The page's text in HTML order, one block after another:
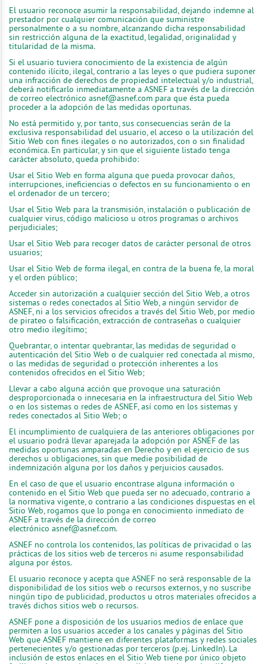
El usuario reconoce asumir la responsabilidad, dejando indemne al
prestador por cualquier comunicación que suministre
personalmente o a su nombre, alcanzando dicha responsabilidad
sin restricción alguna de la exactitud, legalidad, originalidad y
titularidad de la misma.
Si el usuario tuviera conocimiento de la existencia de algún
contenido ilícito, ilegal, contrario a las leyes o que pudiera suponer
una infracción de derechos de propiedad intelectual y/o industrial,
deberá notificarlo inmediatamente a ASNEF a través de la dirección
de correo electrónico asnef@asnef.com para que ésta pueda
proceder a la adopción de las medidas oportunas.
No está permitido y, por tanto, sus consecuencias serán de la
exclusiva responsabilidad del usuario, el acceso o la utilización del
Sitio Web con fines ilegales o no autorizados, con o sin finalidad
económica. En particular, y sin que el siguiente listado tenga
carácter absoluto, queda prohibido:
Usar el Sitio Web en forma alguna que pueda provocar daños,
interrupciones, ineficiencias o defectos en su funcionamiento o en
el ordenador de un tercero;
Usar el Sitio Web para la transmisión, instalación o publicación de
cualquier virus, código malicioso u otros programas o archivos
perjudiciales;
Usar el Sitio Web para recoger datos de carácter personal de otros
usuarios;
Usar el Sitio Web de forma ilegal, en contra de la buena fe, la moral
y el orden público;
Acceder sin autorización a cualquier sección del Sitio Web, a otros
sistemas o redes conectados al Sitio Web, a ningún servidor de
ASNEF, ni a los servicios ofrecidos a través del Sitio Web, por medio
de pirateo o falsificación, extracción de contraseñas o cualquier
otro medio ilegítimo;
Quebrantar, o intentar quebrantar, las medidas de seguridad o
autenticación del Sitio Web o de cualquier red conectada al mismo,
o las medidas de seguridad o protección inherentes a los
contenidos ofrecidos en el Sitio Web;
Llevar a cabo alguna acción que provoque una saturación
desproporcionada o innecesaria en la infraestructura del Sitio Web
o en los sistemas o redes de ASNEF, así como en los sistemas y
redes conectados al Sitio Web; o
El incumplimiento de cualquiera de las anteriores obligaciones por
el usuario podrá llevar aparejada la adopción por ASNEF de las
medidas oportunas amparadas en Derecho y en el ejercicio de sus
derechos u obligaciones, sin que medie posibilidad de
indemnización alguna por los daños y perjuicios causados.
En el caso de que el usuario encontrase alguna información o
contenido en el Sitio Web que pueda ser no adecuado, contrario a
la normativa vigente, o contrario a las condiciones dispuestas en el
Sitio Web, rogamos que lo ponga en conocimiento inmediato de
ASNEF a través de la dirección de correo
electrónico asnef@asnef.com.
ASNEF no controla los contenidos, las políticas de privacidad o las
prácticas de los sitios web de terceros ni asume responsabilidad
alguna por éstos.
El usuario reconoce y acepta que ASNEF no será responsable de la
disponibilidad de los sitios web o recursos externos, y no suscribe
ningún tipo de publicidad, productos u otros materiales ofrecidos a
través dichos sitios web o recursos.
ASNEF pone a disposición de los usuarios medios de enlace que
permiten a los usuarios acceder a los canales y páginas del Sitio
Web que ASNEF mantiene en diferentes plataformas y redes sociales
pertenecientes y/o gestionadas por terceros (p.ej. LinkedIn). La
inclusión de estos enlaces en el Sitio Web tiene por único objeto